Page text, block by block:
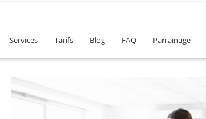
Services Tarifs Blog FAQ Parrainage